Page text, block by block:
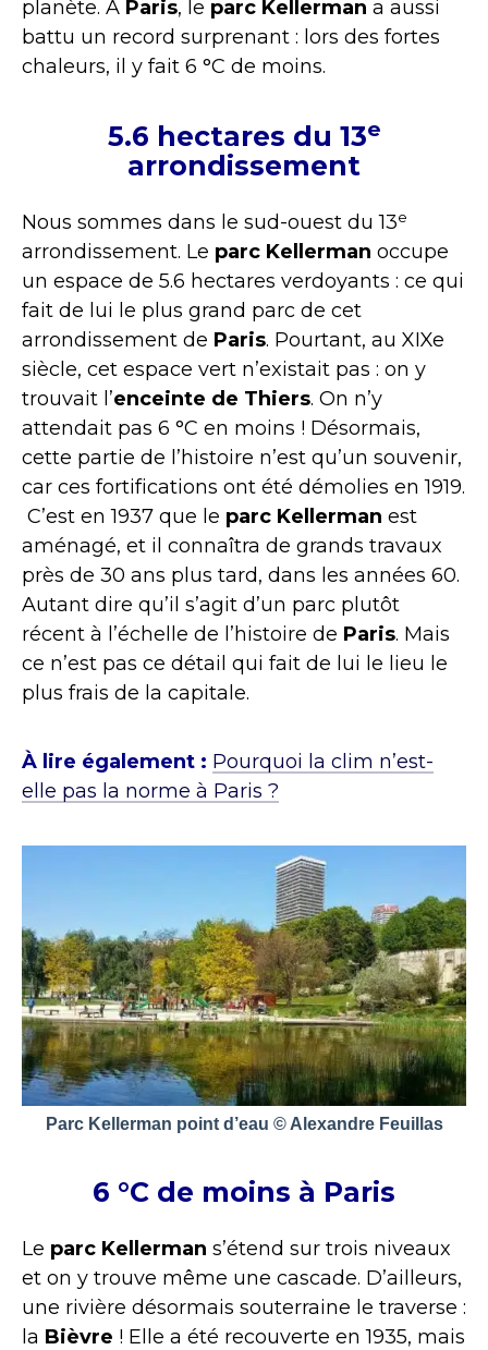
planète. À Paris, le parc Kellerman a aussi
battu un record surprenant : lors des fortes
chaleurs, il y fait 6 °C de moins.
5.6 hectares du 13e
arrondissement
Nous sommes dans le sud-ouest du 13e
arrondissement. Le parc Kellerman occupe
un espace de 5.6 hectares verdoyants : ce qui
fait de lui le plus grand parc de cet
arrondissement de Paris. Pourtant, au XIXe
siècle, cet espace vert n’existait pas : on y
trouvait l’enceinte de Thiers. On n’y
attendait pas 6 °C en moins ! Désormais,
cette partie de l’histoire n’est qu’un souvenir,
car ces fortifications ont été démolies en 1919.
C’est en 1937 que le parc Kellerman est
aménagé, et il connaîtra de grands travaux
près de 30 ans plus tard, dans les années 60.
Autant dire qu’il s’agit d’un parc plutôt
récent à l’échelle de l’histoire de Paris. Mais
ce n’est pas ce détail qui fait de lui le lieu le
plus frais de la capitale.
À lire également : Pourquoi la clim n’est-
elle pas la norme à Paris ?
Parc Kellerman point d’eau © Alexandre Feuillas
6 °C de moins à Paris
Le parc Kellerman s’étend sur trois niveaux
et on y trouve même une cascade. D’ailleurs,
une rivière désormais souterraine le traverse :
la Bièvre ! Elle a été recouverte en 1935, mais